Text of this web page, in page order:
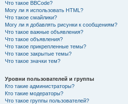
Что такое BBCode?
Могу ли я использовать HTML?
Что такое смайлики?
Могу ли я добавлять рисунки к сообщениям?
Что такое важные объявления?
Что такое объявления?
Что такое прикрепленные темы?
Что такое закрытые темы?
Что такое значки тем?
Уровни пользователей и группы
Кто такие администраторы?
Кто такие модераторы?
Что такое группы пользователей?